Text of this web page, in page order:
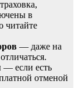
в
читайте
— даже на
— если есть
отменой